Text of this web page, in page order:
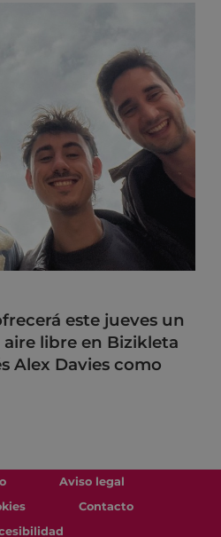
este jueves un
libre en Bizikleta
Alex Davies como
Aviso legal
Contacto